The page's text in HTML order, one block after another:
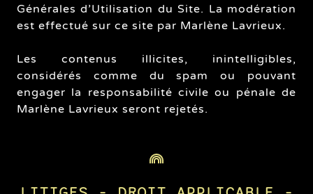
Générales d’Utilisation du Site. La modération
est effectué sur ce site par Marlène Lavrieux.
Les contenus illicites, inintelligibles,
considérés comme du spam ou pouvant
engager la responsabilité civile ou pénale de
Marlène Lavrieux seront rejetés.